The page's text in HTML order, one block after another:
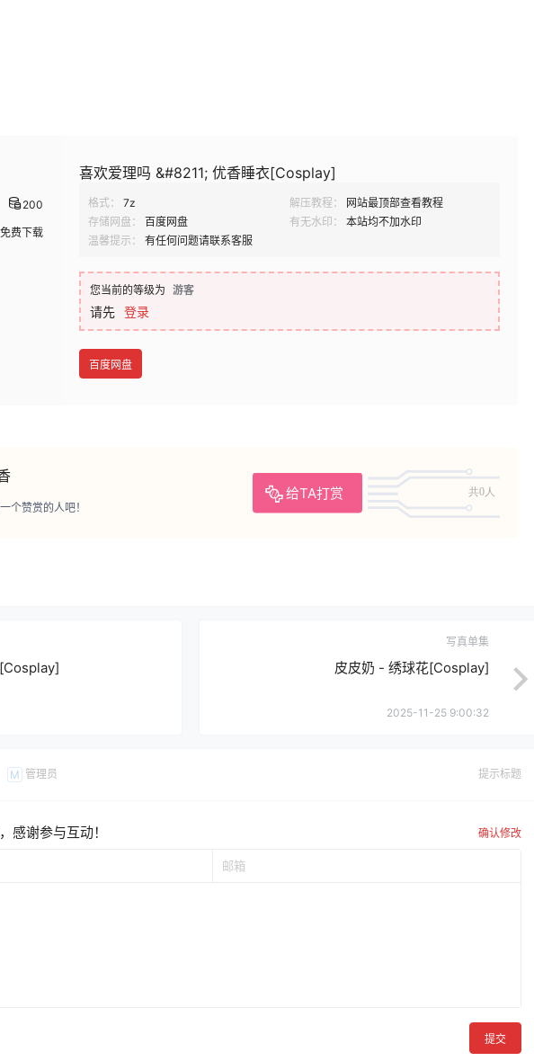
200
免费下载
喜欢爱理吗 &#8211; 优香睡衣[Cosplay]
格式： 7z 解压教程：
网站最顶部查看教程
存储网盘：
百度网盘 有无水印：
本站均不加水印
温馨提示：
有任何问题请联系客服
您当前的等级为 游客
请先 登录
百度网盘
给TA打赏 共0人
个赞赏的人吧！
写真单集
皮皮奶 - 绣球花[Cosplay]
2025-11-25 9:00:32
M 管理员 提示标题
感谢参与互动！ 确认修改
提交